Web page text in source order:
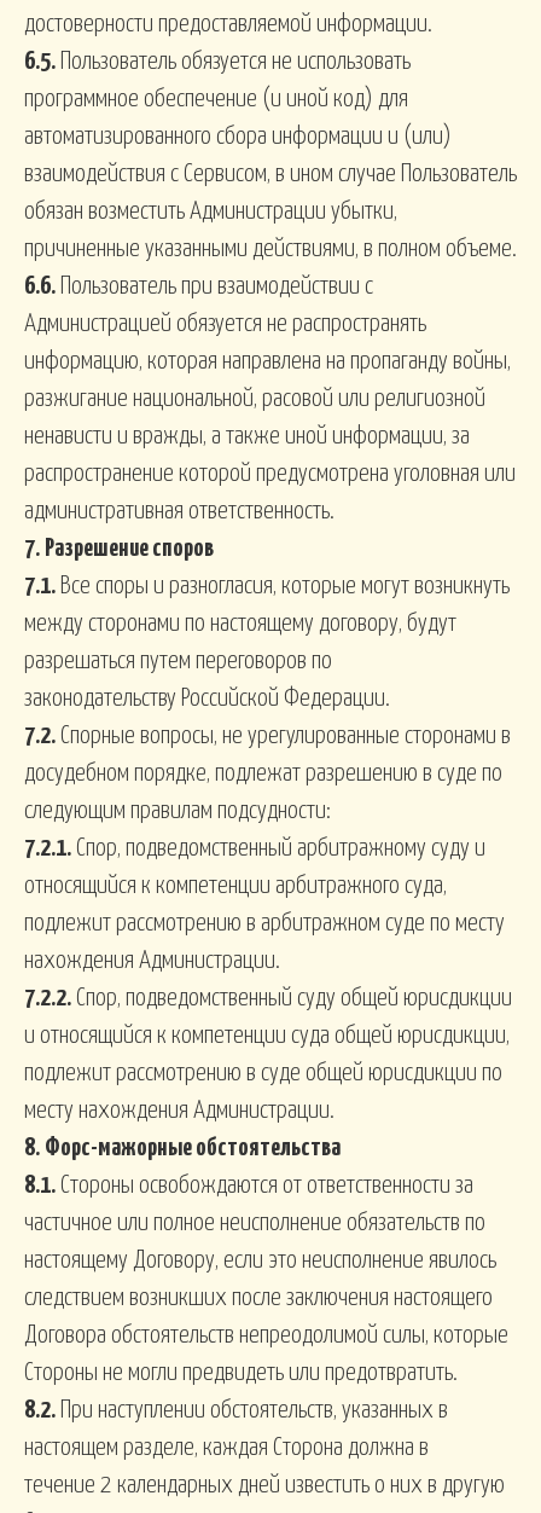
достоверности предоставляемой информации.
6.5. Пользователь обязуется не использовать
программное обеспечение (и иной код) для
автоматизированного сбора информации и (или)
взаимодействия с Сервисом, в ином случае Пользователь
обязан возместить Администрации убытки,
причиненные указанными действиями, в полном объеме.
6.6. Пользователь при взаимодействии с
Администрацией обязуется не распространять
информацию, которая направлена на пропаганду войны,
разжигание национальной, расовой или религиозной
ненависти и вражды, а также иной информации, за
распространение которой предусмотрена уголовная или
административная ответственность.
7. Разрешение споров
7.1. Все споры и разногласия, которые могут возникнуть
между сторонами по настоящему договору, будут
разрешаться путем переговоров по
законодательству Российской Федерации.
7.2. Спорные вопросы, не урегулированные сторонами в
досудебном порядке, подлежат разрешению в суде по
следующим правилам подсудности:
7.2.1. Спор, подведомственный арбитражному суду и
относящийся к компетенции арбитражного суда,
подлежит рассмотрению в арбитражном суде по месту
нахождения Администрации.
7.2.2. Спор, подведомственный суду общей юрисдикции
и относящийся к компетенции суда общей юрисдикции,
подлежит рассмотрению в суде общей юрисдикции по
месту нахождения Администрации.
8. Форс-мажорные обстоятельства
8.1. Стороны освобождаются от ответственности за
частичное или полное неисполнение обязательств по
настоящему Договору, если это неисполнение явилось
следствием возникших после заключения настоящего
Договора обстоятельств непреодолимой силы, которые
Стороны не могли предвидеть или предотвратить.
8.2. При наступлении обстоятельств, указанных в
настоящем разделе, каждая Сторона должна в
течение 2 календарных дней известить о них в другую